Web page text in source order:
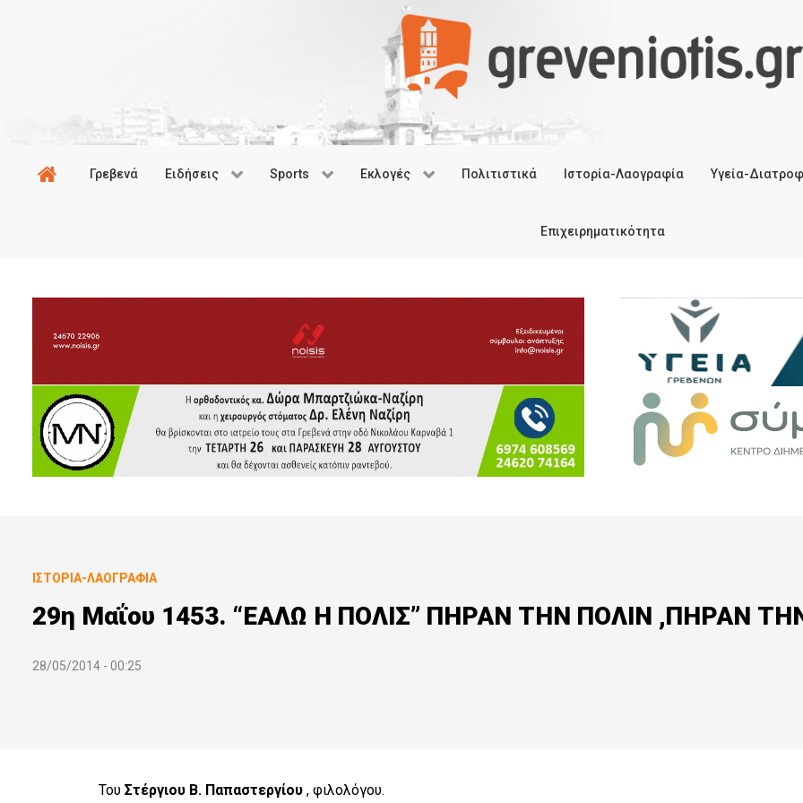
Γρεβενά Ειδήσεις Sports Εκλογές Πολιτιστικά Ιστορία-Λαογραφία Υγεία-
Επιχειρηματικότητα
ΙΣΤΟΡΊΑ-ΛΑΟΓΡΑΦΊΑ
29η Μαΐου 1453. “ΕΑΛΩ Η ΠΟΛΙΣ” ΠΗΡΑΝ ΤΗΝ ΠΟΛΙΝ ,ΠΗΡΑΝ
28/05/2014 - 00:25
ΤουΣτέργιου Β. Παπαστεργίου , φιλολόγου.